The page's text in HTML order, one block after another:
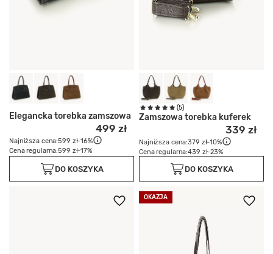
Elegancka torebka zamszowa
499 zł
Najniższa cena:599 zł-16%
Cena regularna:599 zł-17%
DO KOSZYKA
(5)
Zamszowa torebka kuferek
339 zł
Najniższa cena:379 zł-10%
Cena regularna:439 zł-23%
DO KOSZYKA
OKAZJA